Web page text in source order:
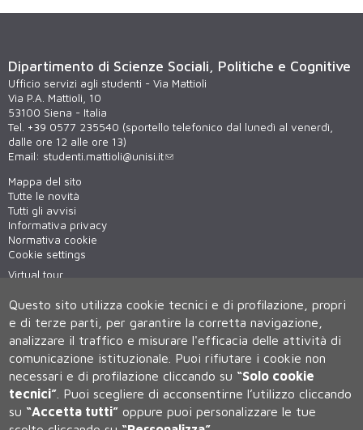
Dipartimento di Scienze Sociali, Politiche e Cognitive
Ufficio servizi agli studenti - Via Mattioli
Via P.A. Mattioli, 10
53100 Siena - Italia
Tel. +39 0577 235540 (sportello telefonico dal lunedì al venerdì,
dalle ore 12 alle ore 13)
Email: studenti.mattioli@unisi.it
Mappa del sito
Tutte le novità
Tutti gli avvisi
Informativa privacy
Normativa cookie
Cookie settings
Virtual tour
Università degli Studi di Siena
Questo sito utilizza cookie tecnici e di profilazione, propri
e di terze parti, per garantire la corretta navigazione,
analizzare il traffico e misurare l'efficacia delle attività di
comunicazione istituzionale. Puoi rifiutare i cookie non
necessari e di profilazione cliccando su “Solo cookie
tecnici” Puoi scegliere di acconsentirne l’utilizzo cliccando
su “Accetta tutti” oppure puoi personalizzare le tue